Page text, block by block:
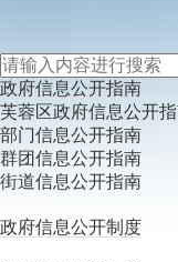
政府信息公开指南
芙蓉区政府信息公开
部门信息公开指南
群团信息公开指南
街道信息公开指南
政府信息公开制度